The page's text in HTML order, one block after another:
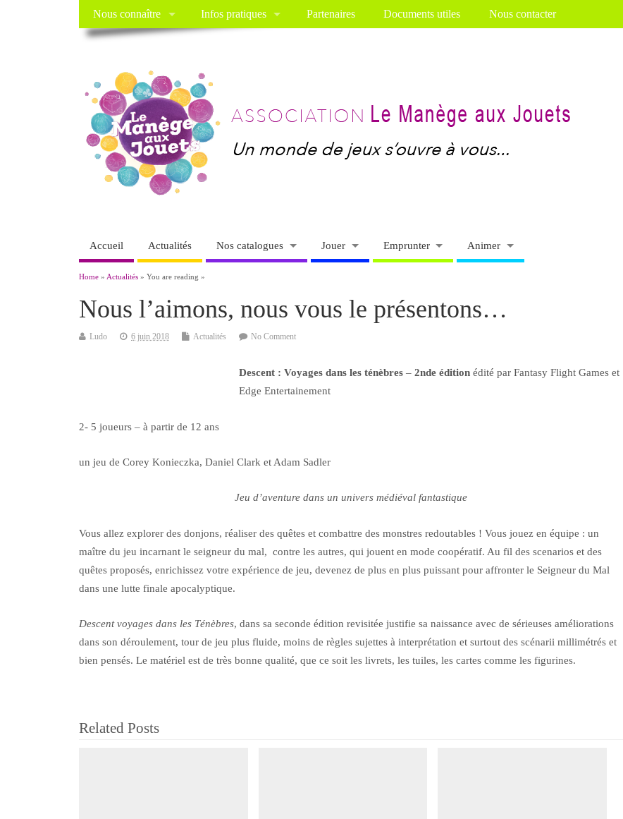
Nous connaître Infos pratiques Partenaires Documents utiles Nous contacter
Accueil Actualités Nos catalogues Jouer Emprunter Animer
Home » Actualités » You are reading »
Nous l’aimons, nous vous le présentons…
Ludo 6 juin 2018 Actualités No Comment
Descent : Voyages dans les ténèbres –2nde éditionédité par Fantasy Flight Games et
Edge Entertainement
2- 5 joueurs – à partir de 12 ans
un jeu de Corey Konieczka, Daniel Clark et Adam Sadler
Jeu d’aventure dans un univers médiéval fantastique
Vous allez explorer des donjons, réaliser des quêtes et combattre des monstres redoutables ! Vous jouez en équipe : un
maître du jeu incarnant le seigneur du mal, contre les autres, qui jouent en mode coopératif. Au fil des scenarios et des
quêtes proposés, enrichissez votre expérience de jeu, devenez de plus en plus puissant pour affronter le Seigneur du Mal
dans une lutte finale apocalyptique.
Descent voyages dans les Ténèbres, dans sa seconde édition revisitée justifie sa naissance avec de sérieuses améliorations
dans son déroulement, tour de jeu plus fluide, moins de règles sujettes à interprétation et surtout des scénarii millimétrés et
bien pensés. Le matériel est de très bonne qualité, que ce soit les livrets, les tuiles, les cartes comme les figurines.
Related Posts